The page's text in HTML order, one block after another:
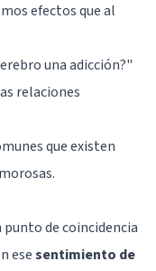
efectos que al
una adicción?"
relaciones
que existen
de coincidencia
esesentimiento de